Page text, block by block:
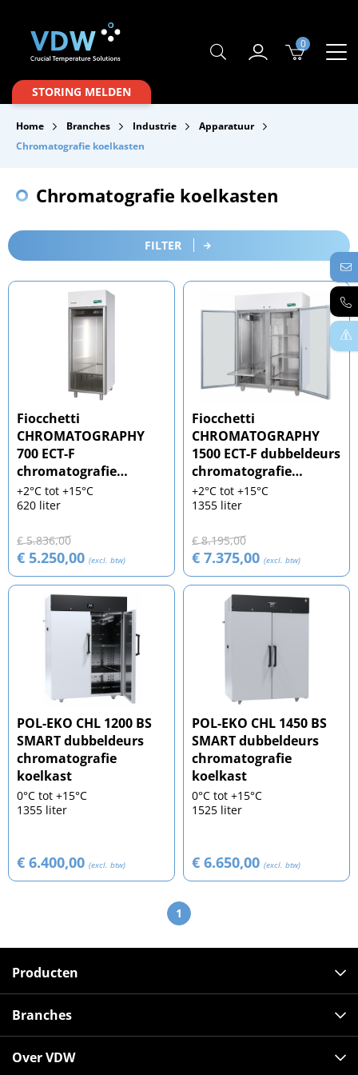
Producten
Branches
Merken
Service & Onderhoud
Downloads
0
STORING MELDEN
Home Branches Industrie
Apparatuur
Chromatografie koelkasten
Chromatografie koelkasten
FILTER
Fiocchetti
CHROMATOGRAPHY
700 ECT-F
chromatografie
koelkast
+2°C tot +15°C
620 liter
€ 5.836,00
€ 5.250,00 (excl. btw)
Fiocchetti
CHROMATOGRAPHY
1500 ECT-F dubbeldeurs
chromatografie
koelkast
+2°C tot +15°C
1355 liter
€ 8.195,00
€ 7.375,00 (excl. btw)
POL-EKO CHL 1200 BS
SMART dubbeldeurs
chromatografie
koelkast
0°C tot +15°C
1355 liter
€ 6.400,00 (excl. btw)
POL-EKO CHL 1450 BS
SMART dubbeldeurs
chromatografie
koelkast
0°C tot +15°C
1525 liter
€ 6.650,00 (excl. btw)
1
Producten
Branches
Over VDW